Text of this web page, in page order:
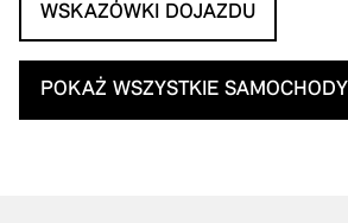
WSKAZÓWKI DOJAZDU
POKAŻ WSZYSTKIE SAMOCHODY